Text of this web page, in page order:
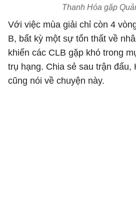
Thanh Hóa gặp
Với việc mùa giải chỉ còn 4
B, bất kỳ một sự tổn thất về
khiến các CLB gặp khó trong
trụ hạng. Chia sẻ sau trận đấu,
cũng nói về chuyện này.